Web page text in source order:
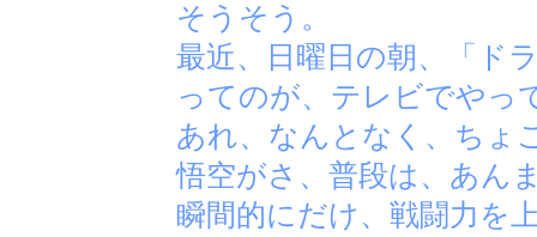
そうそう。
最近、日曜日の朝、「ド
ってのが、テレビでやっ
あれ、なんとなく、ちょ
悟空がさ、普段は、あん
瞬間的にだけ、戦闘力を